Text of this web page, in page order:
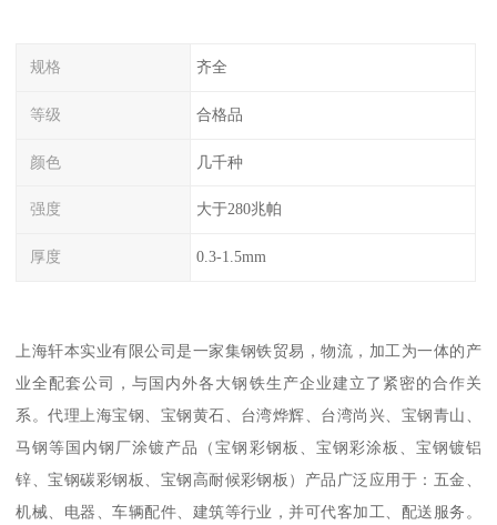
规格 齐全
等级 合格品
颜色 几千种
强度 大于280兆帕
厚度 0.3-1.5mm
上海轩本实业有限公司是一家集钢铁贸易，物流，加工为一体的产
业全配套公司，与国内外各大钢铁生产企业建立了紧密的合作关
系。代理上海宝钢、宝钢黄石、台湾烨辉、台湾尚兴、宝钢青山、
马钢等国内钢厂涂镀产品（宝钢彩钢板、宝钢彩涂板、宝钢镀铝
锌、宝钢碳彩钢板、宝钢高耐候彩钢板）产品广泛应用于：五金、
机械、电器、车辆配件、建筑等行业，并可代客加工、配送服务。